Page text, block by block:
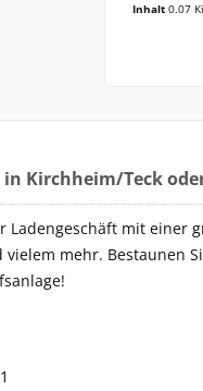
Inhalt 0.07
Kirchheim/Teck
Ladengeschäft mit einer
vielem mehr. Bestaunen
-